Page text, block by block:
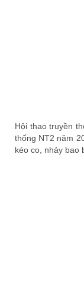
Hội thao truyền
thống NT2 năm
kéo co, nhảy bao